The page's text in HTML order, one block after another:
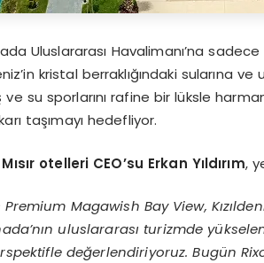
Uluslararası Havalimanı’na
kristal berraklığındaki sularına
ve su sporlarını rafine bir lüksle
taşımayı hedefliyor.
otelleri CEO’su Erkan Yıldırım,
Premium Magawish Bay View,
uluslararası turizmde
değerlendiriyoruz. Bugün